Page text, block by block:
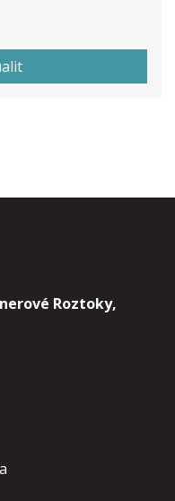
Roztoky,